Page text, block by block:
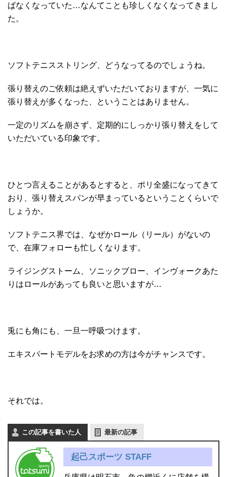
ばなくなっていた…なんてことも珍しくなくなってきまし
た。
ソフトテニスストリング、どうなってるのでしょうね。
張り替えのご依頼は絶えずいただいておりますが、一気に
張り替えが多くなった、ということはありません。
一定のリズムを崩さず、定期的にしっかり張り替えをして
いただいている印象です。
ひとつ言えることがあるとすると、ポリ全盛になってきて
おり、張り替えスパンが早まっているということくらいで
しょうか。
ソフトテニス界では、なぜかロール（リール）がないの
で、在庫フォローも忙しくなります。
ライジングストーム、ソニックブロー、インヴォークあた
りはロールがあっても良いと思いますが…
兎にも角にも、一旦一呼吸つけます。
エキスパートモデルをお求めの方は今がチャンスです。
それでは。
この記事を書いた人 最新の記事
起己スポーツ STAFF